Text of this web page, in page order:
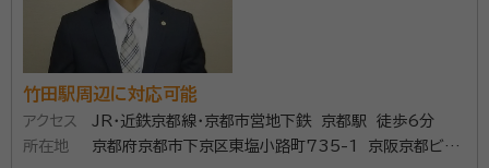
都市役所に38年間勤務し、高齢者福祉、介護保険、国民
健康保険、市民税、戸籍住民票など幅広い分野の業務を
担当してまいりました。この豊富な行政経験を活かし、
市民生活に即した相談にも対応いたします。 当事務所
のモットーは、皆様の心強い相談相手として、しっかり向
き合い、困りごと解決に向けて二人三脚で歩むことで
資格等： 行政書士
所属団体： 京都府行政書士会
竹田駅周辺に対応可能
アクセス
JR・近鉄京都線・京都市営地下鉄 京都駅 徒歩6分
所在地
京都府京都市下京区東塩小路町735-1 京阪京都ビル